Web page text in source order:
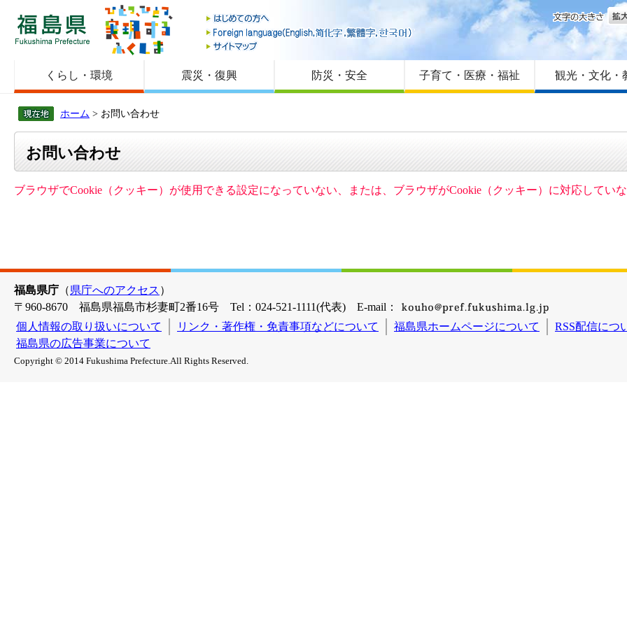
福島県
はじめての方へ
Foreign language
サイトマップ
文字
くらし・環境 震災・復興 防災・安全 子育て・医療・福祉 観光・文化・
ホーム > お問い合わせ
お問い合わせ
ブラウザでCookie（クッキー）が使用できる設定になっていない、または、ブラウザがCookie（クッキー）に対応してい
福島県庁 （県庁へのアクセス ）
〒960-8670 福島県福島市杉妻町2番16号 Tel：024-521-1111(代表) E-mail：
個人情報の取り扱いについて
リンク・著作権・免責事項などについて 福島県ホームページについて
RSS配信につ
福島県の広告事業について
Copyright © 2014 Fukushima Prefecture.All Rights Reserved.